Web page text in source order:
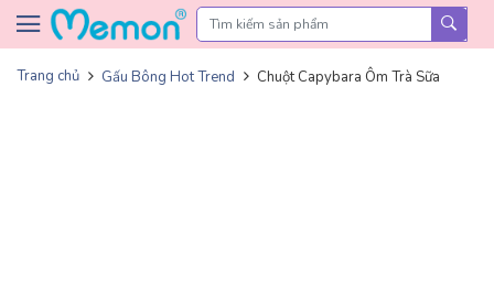
Skip to content
Trang chủ Gấu Bông Hot Trend Chuột Capybara Ôm Trà Sữa